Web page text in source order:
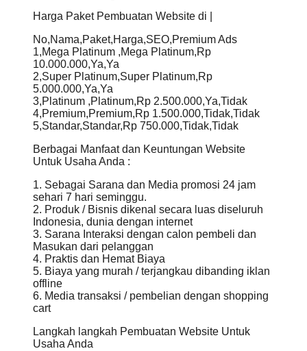
Harga Paket Pembuatan Website di |
No,Nama,Paket,Harga,SEO,Premium Ads
1,Mega Platinum ,Mega Platinum,Rp
10.000.000,Ya,Ya
2,Super Platinum,Super Platinum,Rp
5.000.000,Ya,Ya
3,Platinum ,Platinum,Rp 2.500.000,Ya,Tidak
4,Premium,Premium,Rp 1.500.000,Tidak,Tidak
5,Standar,Standar,Rp 750.000,Tidak,Tidak
Berbagai Manfaat dan Keuntungan Website
Untuk Usaha Anda :
1. Sebagai Sarana dan Media promosi 24 jam
sehari 7 hari seminggu.
2. Produk / Bisnis dikenal secara luas diseluruh
Indonesia, dunia dengan internet
3. Sarana Interaksi dengan calon pembeli dan
Masukan dari pelanggan
4. Praktis dan Hemat Biaya
5. Biaya yang murah / terjangkau dibanding iklan
offline
6. Media transaksi / pembelian dengan shopping
cart
Langkah langkah Pembuatan Website Untuk
Usaha Anda